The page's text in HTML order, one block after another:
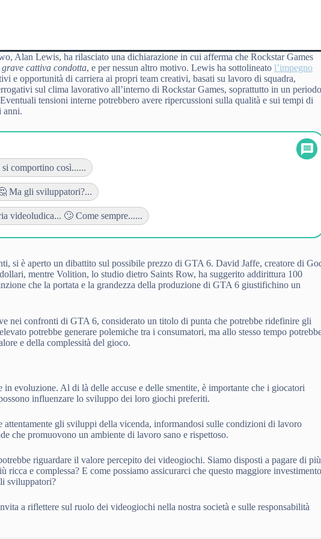
Alan Lewis, ha rilasciato una dichiarazione in cui afferma che Rockstar Games
grave cattiva condotta, e per nessun altro motivo. Lewis ha sottolineatol’impegno
e opportunità di carriera ai propri team creativi, basati su lavoro di squadra,
sul clima lavorativo all’interno di Rockstar Games, soprattutto in un
tensioni interne potrebbero avere ripercussioni sulla qualità e sui tempi di
anni.
comportino così......
Ma gli sviluppatori?...
videoludica... 🙄 Come sempre......
si è aperto un dibattito sul possibile prezzo di GTA 6. David Jaffe, creatore di
mentre Volition, lo studio dietro Saints Row, ha suggerito addirittura 100
che la portata e la grandezza della produzione di GTA 6 giustifichino un
nei confronti di GTA 6, considerato un titolo di punta che potrebbe ridefinire gli
potrebbe generare polemiche tra i consumatori, ma allo stesso tempo
e della complessità del gioco.
in evoluzione. Al di là delle accuse e delle smentite, è importante che i giocatori
influenzare lo sviluppo dei loro giochi preferiti.
attentamente gli sviluppi della vicenda, informandosi sulle condizioni di lavoro
che promuovono un ambiente di lavoro sano e rispettoso.
riguardare il valore percepito dei videogiochi. Siamo disposti a pagare di più
ricca e complessa? E come possiamo assicurarci che questo maggiore
sviluppatori?
a riflettere sul ruolo dei videogiochi nella nostra società e sulle responsabilità